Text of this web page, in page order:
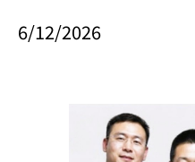
6/12/2026